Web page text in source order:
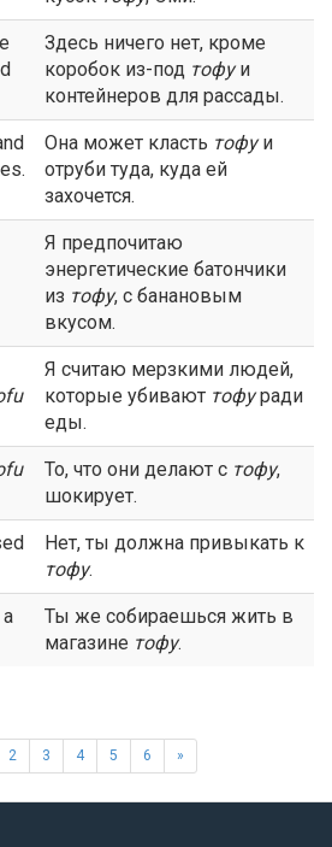
Здесь ничего нет, кроме
коробок из-под тофуи
контейнеров для рассады.
Она может класть тофуи
отруби туда, куда ей
захочется.
Я предпочитаю
энергетические батончики
из тофу, с банановым
вкусом.
Я считаю мерзкими людей,
которые убивают тофуради
еды.
То, что они делают с тофу,
шокирует.
Нет, ты должна привыкать к
тофу.
Ты же собираешься жить в
магазине тофу.
2 3 4 5 6 »